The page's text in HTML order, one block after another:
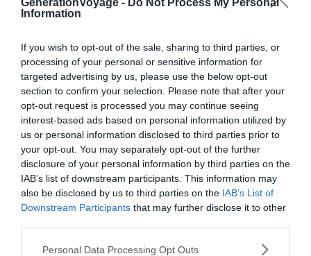
GenerationVoyage - Do Not Process My Personal
Information
If you wish to opt-out of the sale, sharing to third parties, or
processing of your personal or sensitive information for
targeted advertising by us, please use the below opt-out
section to confirm your selection. Please note that after your
opt-out request is processed you may continue seeing
interest-based ads based on personal information utilized by
us or personal information disclosed to third parties prior to
your opt-out. You may separately opt-out of the further
disclosure of your personal information by third parties on the
IAB’s list of downstream participants. This information may
also be disclosed by us to third parties on the IAB’s List of
Downstream Participants that may further disclose it to other
Personal Data Processing Opt Outs
Source – fr.event1001.com